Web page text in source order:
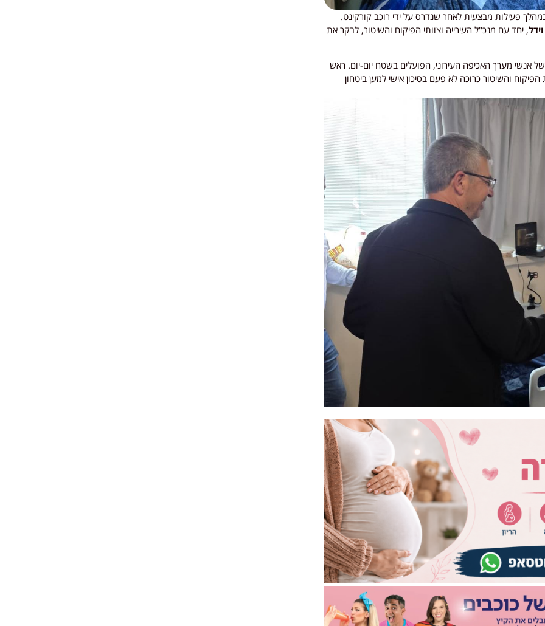
פעילות מבצעית לאחר שנדרס על ידי רוכב קורקינט.
, יחד עם מנכ"ל העירייה וצוותי הפיקוח והשיטור, לבקר את
אנשי מערך האכיפה העירוני, הפועלים בשטח יום-יום. ראש
והשיטור כרוכה לא פעם בסיכון אישי למען ביטחון